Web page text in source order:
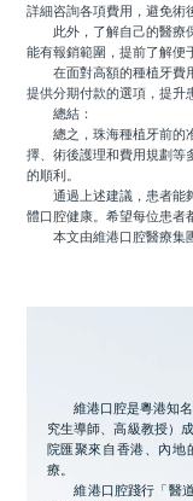
詳細咨詢各項費用，避免術
此外，了解自己的醫療保
能有報銷範圍，提前了解便
在面對高額的種植牙費用
提供分期付款的選項，提升
總結：
總之，珠海種植牙前的准
擇、術後護理和費用規劃等
的順利。
通過上述建議，患者能夠
體口腔健康。希望每位患者
本文由維港口腔醫療集
維港口腔是粵港知
究生導師、高級教授）
院匯聚來自香港、內地
療。
維港口腔踐行「醫